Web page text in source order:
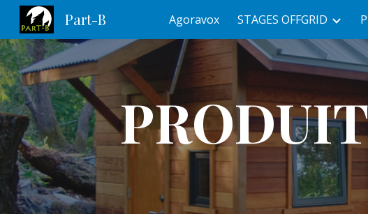
Skip to main
Part-B Agoravox STAGES OFFGRID